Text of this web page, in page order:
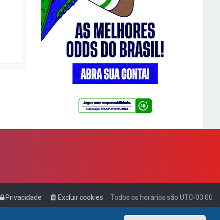
Todos os horários são UTC-03:00
Excluir cookies
Privacidade